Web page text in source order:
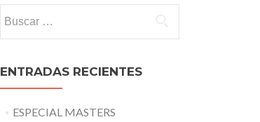
ENTRADAS RECIENTES
ESPECIAL MASTERS